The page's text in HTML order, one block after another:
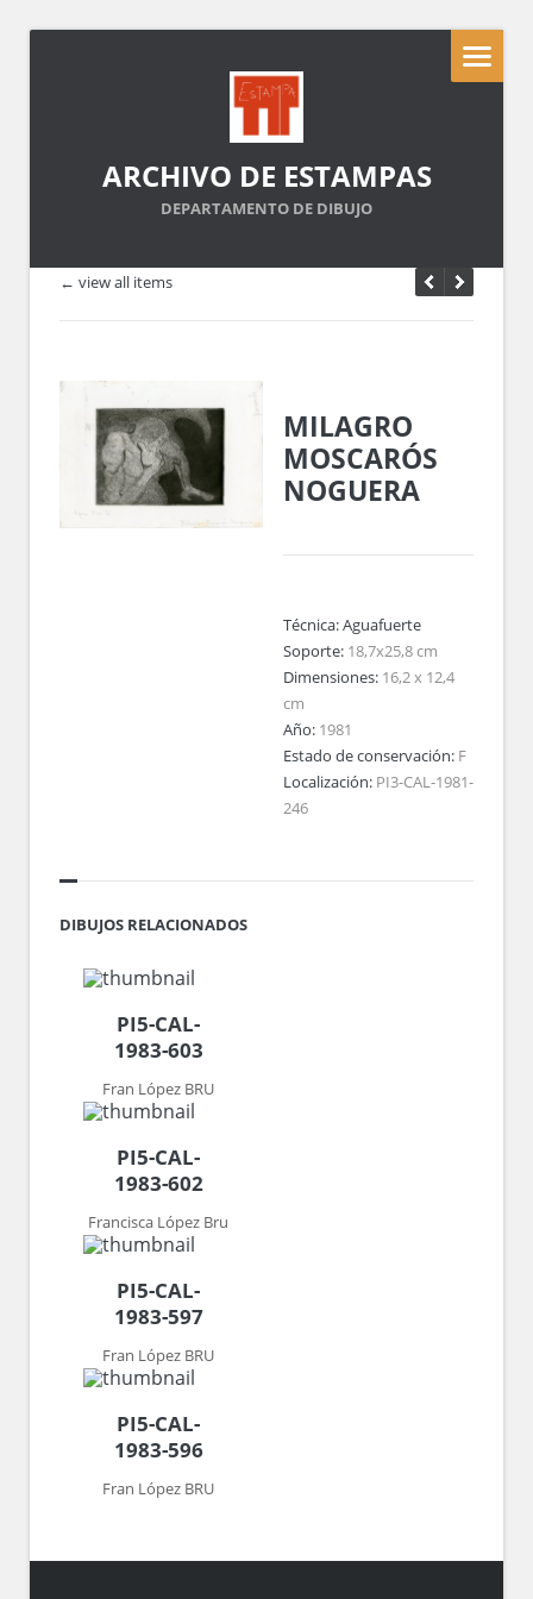
ARCHIVO DE ESTAMPAS
DEPARTAMENTO DE DIBUJO
← view all items
MILAGRO
MOSCARÓS
NOGUERA
Técnica:Aguafuerte
Soporte: 18,7x25,8 cm
Dimensiones: 16,2 x 12,4
cm
Año: 1981
Estado de conservación: F
Localización: PI3-CAL-1981-
246
DIBUJOS RELACIONADOS
PI5-CAL-
1983-603
Fran López BRU
PI5-CAL-
1983-602
Francisca López Bru
PI5-CAL-
1983-597
Fran López BRU
PI5-CAL-
1983-596
Fran López BRU